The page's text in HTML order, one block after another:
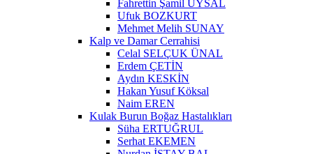
Fahrettin Şamil UYSAL
Ufuk BOZKURT
Mehmet Melih SUNAY
Kalp ve Damar Cerrahisi
Celal SELÇUK ÜNAL
Erdem ÇETİN
Aydın KESKİN
Hakan Yusuf Köksal
Naim EREN
Kulak Burun Boğaz Hastalıkları
Süha ERTUĞRUL
Serhat EKEMEN